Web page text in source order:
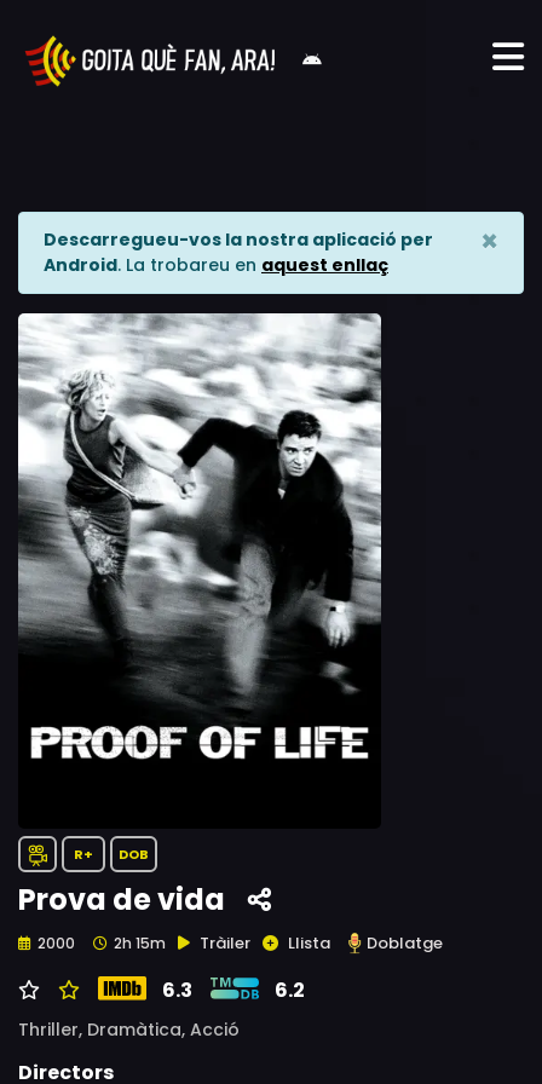
Descarregueu-vos la nostra aplicació per
Android. La trobareu en aquest enllaç
×
R+ DOB
Prova de vida
2000 2h 15m Tràiler Llista Doblatge
6.3 6.2
Thriller, Dramàtica, Acció
Directors